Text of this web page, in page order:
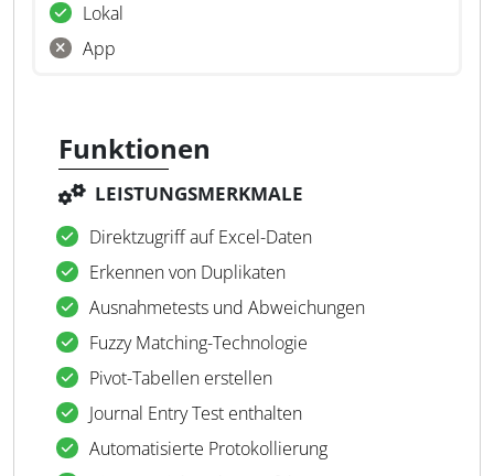
Lokal
App
Funktionen
LEISTUNGSMERKMALE
Direktzugriff auf Excel-Daten
Erkennen von Duplikaten
Ausnahmetests und Abweichungen
Fuzzy Matching-Technologie
Pivot-Tabellen erstellen
Journal Entry Test enthalten
Automatisierte Protokollierung